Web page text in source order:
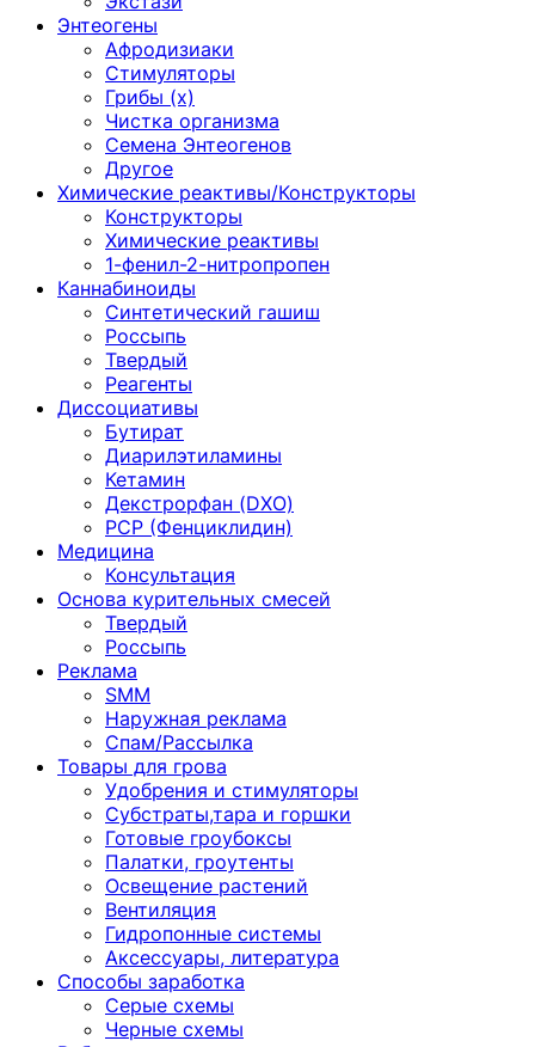
Энтеогены
Афродизиаки
Стимуляторы
Грибы (х)
Чистка организма
Семена Энтеогенов
Другое
Химические реактивы/Конструкторы
Конструкторы
Химические реактивы
1-фенил-2-нитропропен
Каннабиноиды
Синтетический гашиш
Россыпь
Твердый
Реагенты
Диссоциативы
Бутират
Диарилэтиламины
Кетамин
Декстрорфан (DXO)
PCP (Фенциклидин)
Медицина
Консультация
Основа курительных смесей
Твердый
Россыпь
Реклама
SMM
Наружная реклама
Спам/Рассылка
Товары для грова
Удобрения и стимуляторы
Субстраты,тара и горшки
Готовые гроубоксы
Палатки, гроутенты
Освещение растений
Вентиляция
Гидропонные системы
Аксессуары, литература
Способы заработка
Серые схемы
Черные схемы